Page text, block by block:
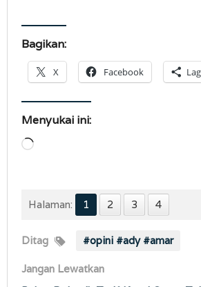
Bagikan:
X Facebook
Menyukai ini:
Memuat...
Halaman: 1 2 3 4
Ditag #opini #ady #amar
Jangan Lewatkan